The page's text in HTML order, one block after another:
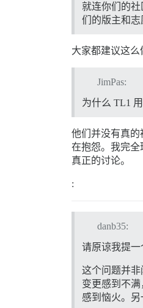
就连你们的
们的版主和志
大家都建议这么
JimPas:
为什么 TL1
他们并没有真的
在抱怨。我完
真正的讨论。
:
danb35:
请原谅我提
这个问题并
变更感到不
感到恼火。另